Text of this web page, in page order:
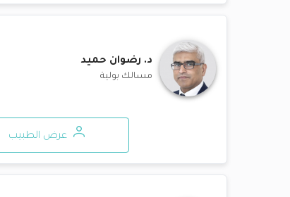
د. رضوان حميد
مسالك بولية
عرض الطبيب